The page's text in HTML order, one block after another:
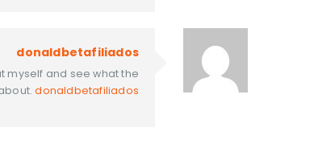
donaldbetafiliados
myself and see what the
donaldbetafiliados